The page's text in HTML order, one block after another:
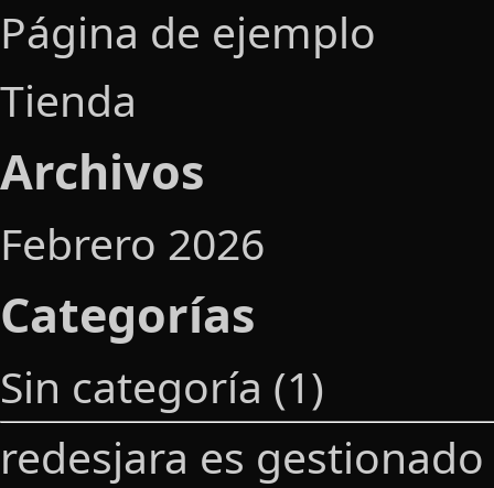
Página de ejemplo
Tienda
Archivos
Febrero 2026
Categorías
Sin categoría (1)
redesjara es